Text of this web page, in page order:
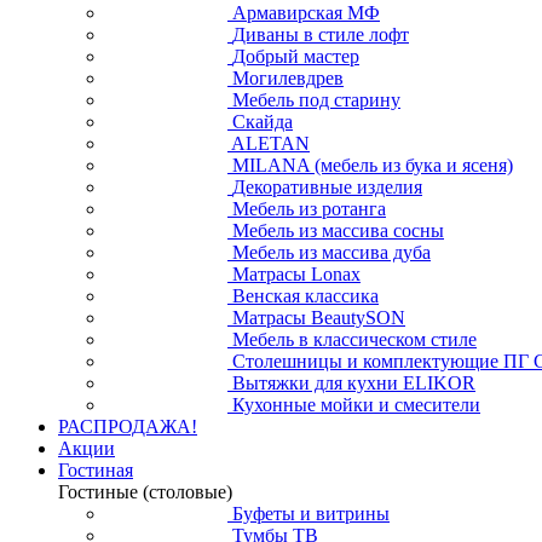
Армавирская МФ
Диваны в стиле лофт
Добрый мастер
Могилевдрев
Мебель под старину
Скайда
ALETAN
MILANA (мебель из бука и ясеня)
Декоративные изделия
Мебель из ротанга
Мебель из массива сосны
Мебель из массива дуба
Матрасы Lonax
Венская классика
Матрасы BeautySON
Мебель в классическом стиле
Столешницы и комплектующие ПГ
Вытяжки для кухни ELIKOR
Кухонные мойки и смесители
РАСПРОДАЖА!
Акции
Гостиная
Гостиные (столовые)
Буфеты и витрины
Тумбы ТВ